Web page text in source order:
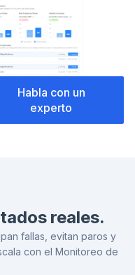
Habla con un
experto
reales.
fallas, evitan paros y
con el Monitoreo de